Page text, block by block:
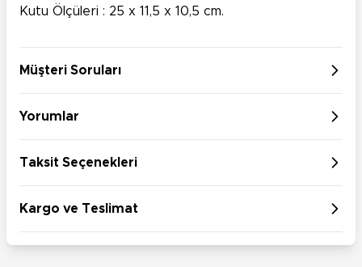
Kutu Ölçüleri : 25 x 11,5 x 10,5 cm.
Müşteri Soruları
Yorumlar
Taksit Seçenekleri
Kargo ve Teslimat